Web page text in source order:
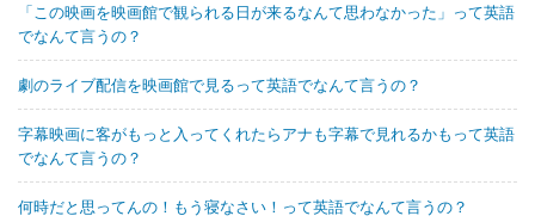
「この映画を映画館で観られる日が来るなんて思わなかった」って英語
でなんて言うの？
劇のライブ配信を映画館で見るって英語でなんて言うの？
字幕映画に客がもっと入ってくれたらアナも字幕で見れるかもって英語
でなんて言うの？
何時だと思ってんの！もう寝なさい！って英語でなんて言うの？